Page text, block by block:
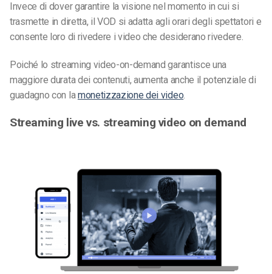
Invece di dover garantire la visione nel momento in cui si
trasmette in diretta, il VOD si adatta agli orari degli spettatori e
consente loro di rivedere i video che desiderano rivedere.
Poiché lo streaming video-on-demand garantisce una
maggiore durata dei contenuti, aumenta anche il potenziale di
guadagno con lamonetizzazione dei video.
Streaming live vs. streaming video on demand